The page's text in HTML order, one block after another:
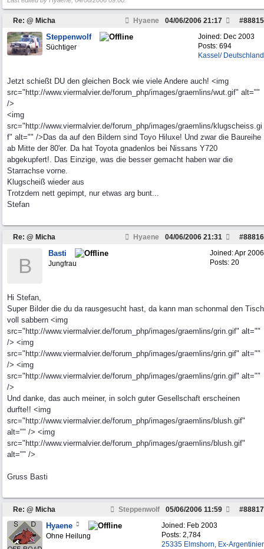
Re: @ Micha Hyaene #88815
04/06/2006 21:17
Joined: Dec 2003
Posts: 694
Kassel/ Deutschland
Steppenwolf
Süchtiger
Jetzt schießt DU den gleichen Bock wie viele Andere auch! <img
src="http://www.viermalvier.de/forum_php/images/graemlins/wut.gif" alt=""
/>
<img
src="http://www.viermalvier.de/forum_php/images/graemlins/klugscheiss.gi
f" alt="" />Das da auf den Bildern sind Toyo Hiluxe! Und zwar die Baureihe
ab Mitte der 80'er. Da hat Toyota gnadenlos bei Nissans Y720
abgekupfert!. Das Einzige, was die besser gemacht haben war die
Starrachse vorne.
Klugscheiß wieder aus
Trotzdem nett gepimpt, nur etwas arg bunt...
Stefan
Re: @ Micha Hyaene #88816
04/06/2006 21:31
Joined:Apr 2006
Posts: 20
B
Basti
Jungfrau
Hi Stefan,
Super Bilder die du da rausgesucht hast, da kann man schonmal den Tisch
voll sabbern <img
src="http://www.viermalvier.de/forum_php/images/graemlins/grin.gif" alt=""
/> <img
src="http://www.viermalvier.de/forum_php/images/graemlins/grin.gif" alt=""
/> <img
src="http://www.viermalvier.de/forum_php/images/graemlins/grin.gif" alt=""
/>
Und danke, das auch meiner, in solch guter Gesellschaft erscheinen
durfte!! <img
src="http://www.viermalvier.de/forum_php/images/graemlins/blush.gif"
alt="" /> <img
src="http://www.viermalvier.de/forum_php/images/graemlins/blush.gif"
alt="" />
Gruss Basti
Re: @ Micha Steppenwolf #88817
05/06/2006 11:59
Joined: Feb 2003
Posts: 2,784
25335 Elmshorn, Ex-Argentinier
Hyaene
Ohne Heilung